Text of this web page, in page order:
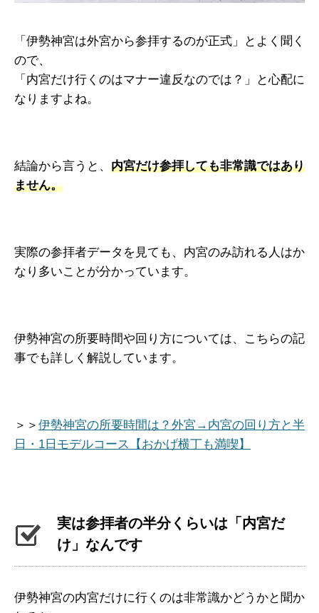
「伊勢神宮は外宮から参拝するのが正式」とよく聞く
ので、
「内宮だけ行くのはマナー違反なのでは？」と心配に
なりますよね。
結論から言うと、 内宮だけ参拝しても非常識ではあり
ません。
実際の参拝者データを見ても、内宮のみ訪れる人はか
なり多いことが分かっています。
伊勢神宮の所要時間や回り方については、こちらの記
事でも詳しく解説しています。
＞＞ 伊勢神宮の所要時間は？外宮→内宮の回り方と半
日・1日モデルコース【おかげ横丁も満喫】
実は参拝者の半分くらいは「内宮だ
け」なんです
伊勢神宮の内宮だけに行くのは非常識かどうかと聞か